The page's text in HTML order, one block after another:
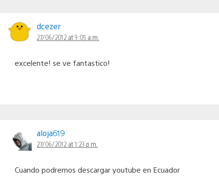
dcezer
27/06/2012 at 9:05 a.m.
excelente! se ve fantastico!
aloja619
27/06/2012 at 1:23 p.m.
Cuando podremos descargar youtube en Ecuador